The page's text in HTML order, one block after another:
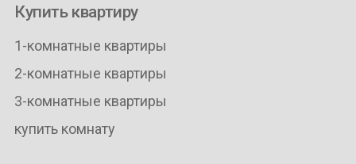
Купить квартиру
1-комнатные квартиры
2-комнатные квартиры
3-комнатные квартиры
купить комнату